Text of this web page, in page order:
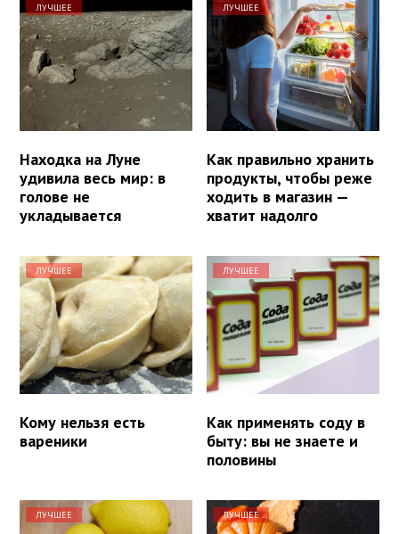
ЛУЧШЕЕ
Находка на Луне
удивила весь мир: в
голове не
укладывается
ЛУЧШЕЕ
Как правильно хранить
продукты, чтобы реже
ходить в магазин —
хватит надолго
ЛУЧШЕЕ
Кому нельзя есть
вареники
ЛУЧШЕЕ
Как применять соду в
быту: вы не знаете и
половины
ЛУЧШЕЕ ЛУЧШЕЕ